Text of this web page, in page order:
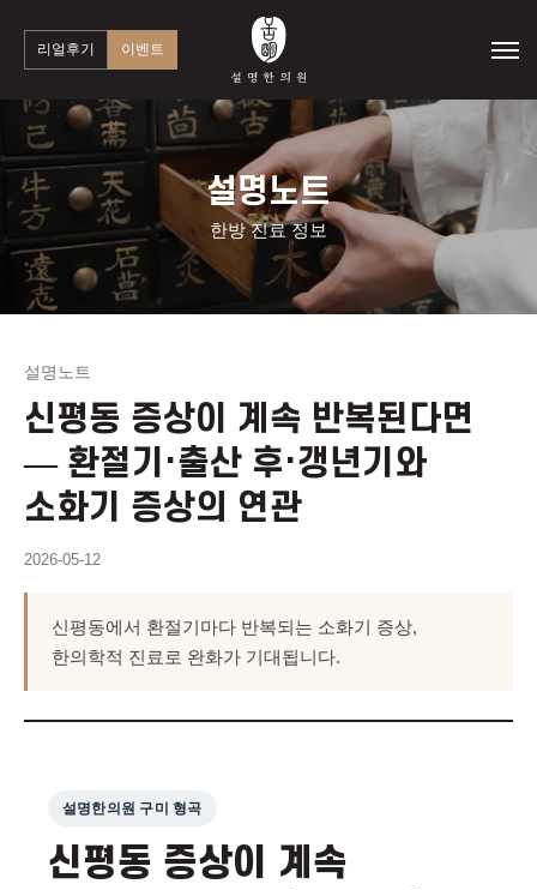
리얼후기 이벤트
설명노트
한방 진료 정보
설명노트
신평동 증상이 계속 반복된다면
— 환절기·출산 후·갱년기와
소화기 증상의 연관
2026-05-12
신평동에서 환절기마다 반복되는 소화기 증상,
한의학적 진료로 완화가 기대됩니다.
설명한의원 구미 형곡
신평동 증상이 계속